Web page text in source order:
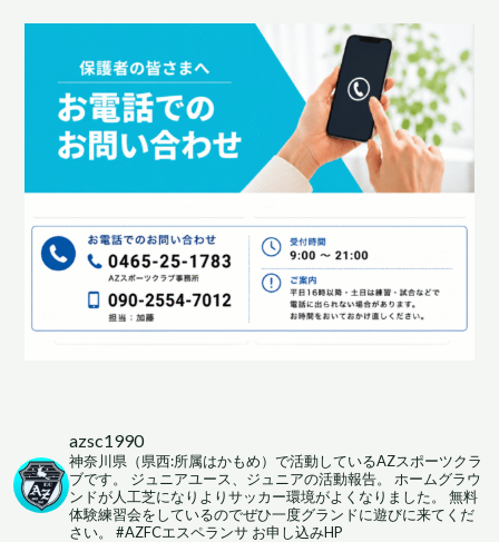
azsc1990
神奈川県（県西:所属はかもめ）で活動しているAZスポーツクラ
ブです。
ジュニアユース、ジュニアの活動報告。
ホームグラウ
ンドが人工芝になりよりサッカー環境がよくなりました。
無料
体験練習会をしているのでぜひ一度グランドに遊びに来てくだ
さい。
#AZFCエスペランサ お申し込みHP